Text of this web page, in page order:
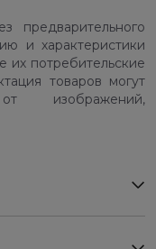
предварительного
и характеристики
потребительские
товаров могут
изображений,